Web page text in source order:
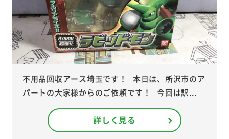
不用品回収アース埼玉です！ 本日は、所沢市のア
パートの大家様からのご依頼です！ 今回は訳...
詳しく見る